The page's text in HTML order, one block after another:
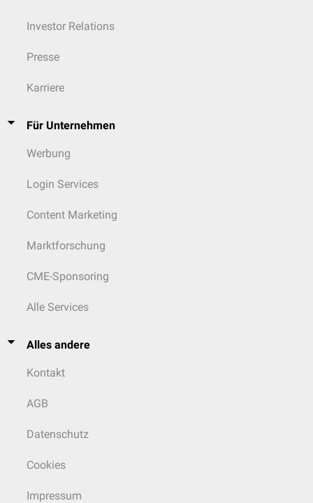
Investor Relations
Presse
Karriere
Für Unternehmen
Werbung
Login Services
Content Marketing
Marktforschung
CME-Sponsoring
Alle Services
Alles andere
Kontakt
AGB
Datenschutz
Cookies
Impressum